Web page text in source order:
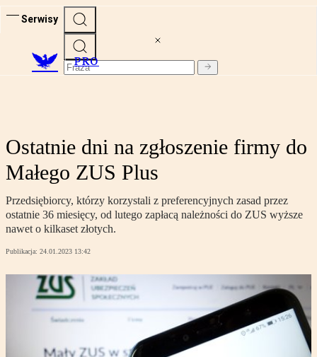
Serwisy
PRO
Ostatnie dni na zgłoszenie firmy do
Małego ZUS Plus
Przedsiębiorcy, którzy korzystali z preferencyjnych zasad przez
ostatnie 36 miesięcy, od lutego zapłacą należności do ZUS wyższe
nawet o kilkaset złotych.
Publikacja: 24.01.2023 13:42